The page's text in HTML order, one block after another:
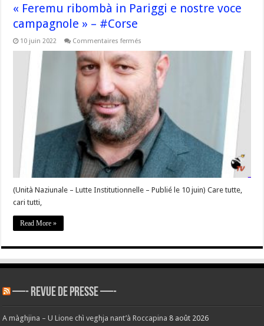
« Feremu ribombà in Pariggi e nostre voce
campagnole » – #Corse
10 juin 2022 Commentaires fermés
ribombà
Pariggi
nostre
voce
campagnole »
–
#Corse
(Unità Naziunale – Lutte Institutionnelle – Publié le 10 juin) Care tutte,
cari tutti,
Read More »
—- REVUE DE PRESSE —-
A màghjina – U Lione chì veghja nant’à Roccapina 8 août 2026